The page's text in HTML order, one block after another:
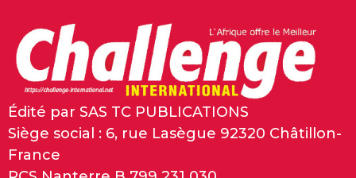
Édité par SAS TC PUBLICATIONS
Siège social : 6, rue Lasègue 92320 Châtillon-
France